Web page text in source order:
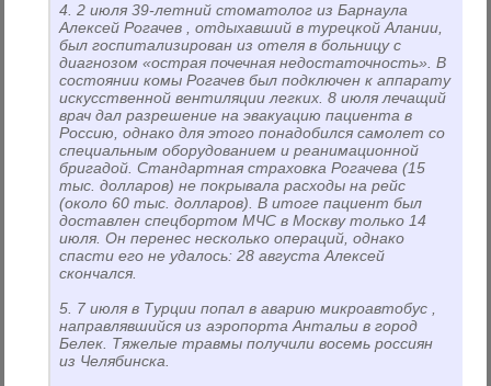
4. 2 июля 39-летний стоматолог из Барнаула
Алексей Рогачев , отдыхавший в турецкой Алании,
был госпитализирован из отеля в больницу с
диагнозом «острая почечная недостаточность». В
состоянии комы Рогачев был подключен к аппарату
искусственной вентиляции легких. 8 июля лечащий
врач дал разрешение на эвакуацию пациента в
Россию, однако для этого понадобился самолет со
специальным оборудованием и реанимационной
бригадой. Стандартная страховка Рогачева (15
тыс. долларов) не покрывала расходы на рейс
(около 60 тыс. долларов). В итоге пациент был
доставлен спецбортом МЧС в Москву только 14
июля. Он перенес несколько операций, однако
спасти его не удалось: 28 августа Алексей
скончался.
5. 7 июля в Турции попал в аварию микроавтобус ,
направлявшийся из аэропорта Антальи в город
Белек. Тяжелые травмы получили восемь россиян
из Челябинска.